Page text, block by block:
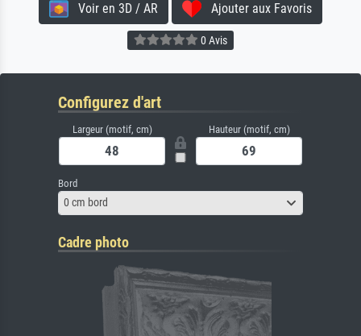
Voir en 3D / AR Ajouter aux Favoris
0 Avis
Configurez d'art
Largeur (motif, cm) Hauteur (motif, cm)
Bord
0 cm bord
Cadre photo